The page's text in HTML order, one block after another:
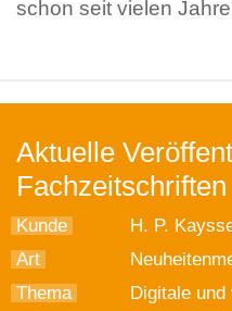
schon seit vielen
Aktuelle
Fachzeitschriften
Kunde
H. P.
Art
Thema
Digitale und